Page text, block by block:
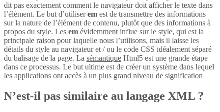
dit pas exactement comment le navigateur doit afficher le texte dans
l’élément. Le but d’utiliserem est de transmettre des informations
sur la nature de l’élément de contenu, plutôt que des informations à
propos du style. Les em évidemment influe sur le style, qui est la
principale raison pour laquelle nous l’utilisons, mais il laisse les
détails du style au navigateur et / ou le code CSS idéalement séparé
du balisage de la page. La sémantique Html5 est une grande étape
dans ce processus. Le but ultime est de créer un système dans lequel
les applications ont accès à un plus grand niveau de signification
N’est-il pas similaire au langage XML ?